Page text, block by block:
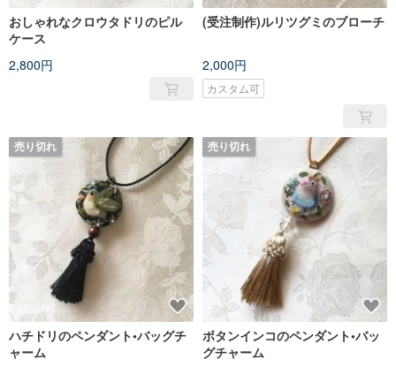
おしゃれなクロウタドリのピル
ケース
2,800円
(受注制作)ルリツグミのブローチ
2,000円
カスタム可
売り切れ
ハチドリのペンダント•バッグチ
ャーム
売り切れ
ボタンインコのペンダント•バッ
グチャーム